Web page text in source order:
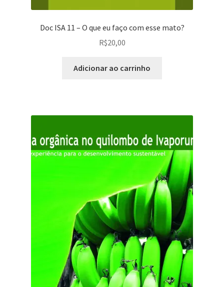
Doc ISA 11 – O que eu faço com esse mato?
R$20,00
Adicionar ao carrinho